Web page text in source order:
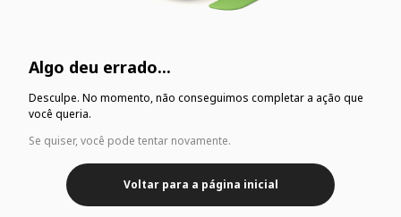
Algo deu errado...
Desculpe. No momento, não conseguimos completar a ação que
você queria.
Se quiser, você pode tentar novamente.
Voltar para a página inicial